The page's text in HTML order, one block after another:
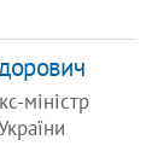
міністр